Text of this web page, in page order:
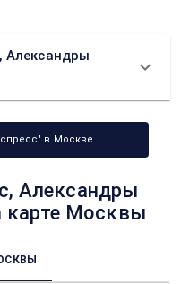
Александры
в Москве
Александры
карте Москвы